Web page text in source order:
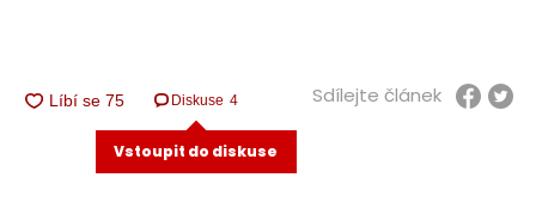
Diskuse 4
Vstoupit do diskuse
Sdílejte článek